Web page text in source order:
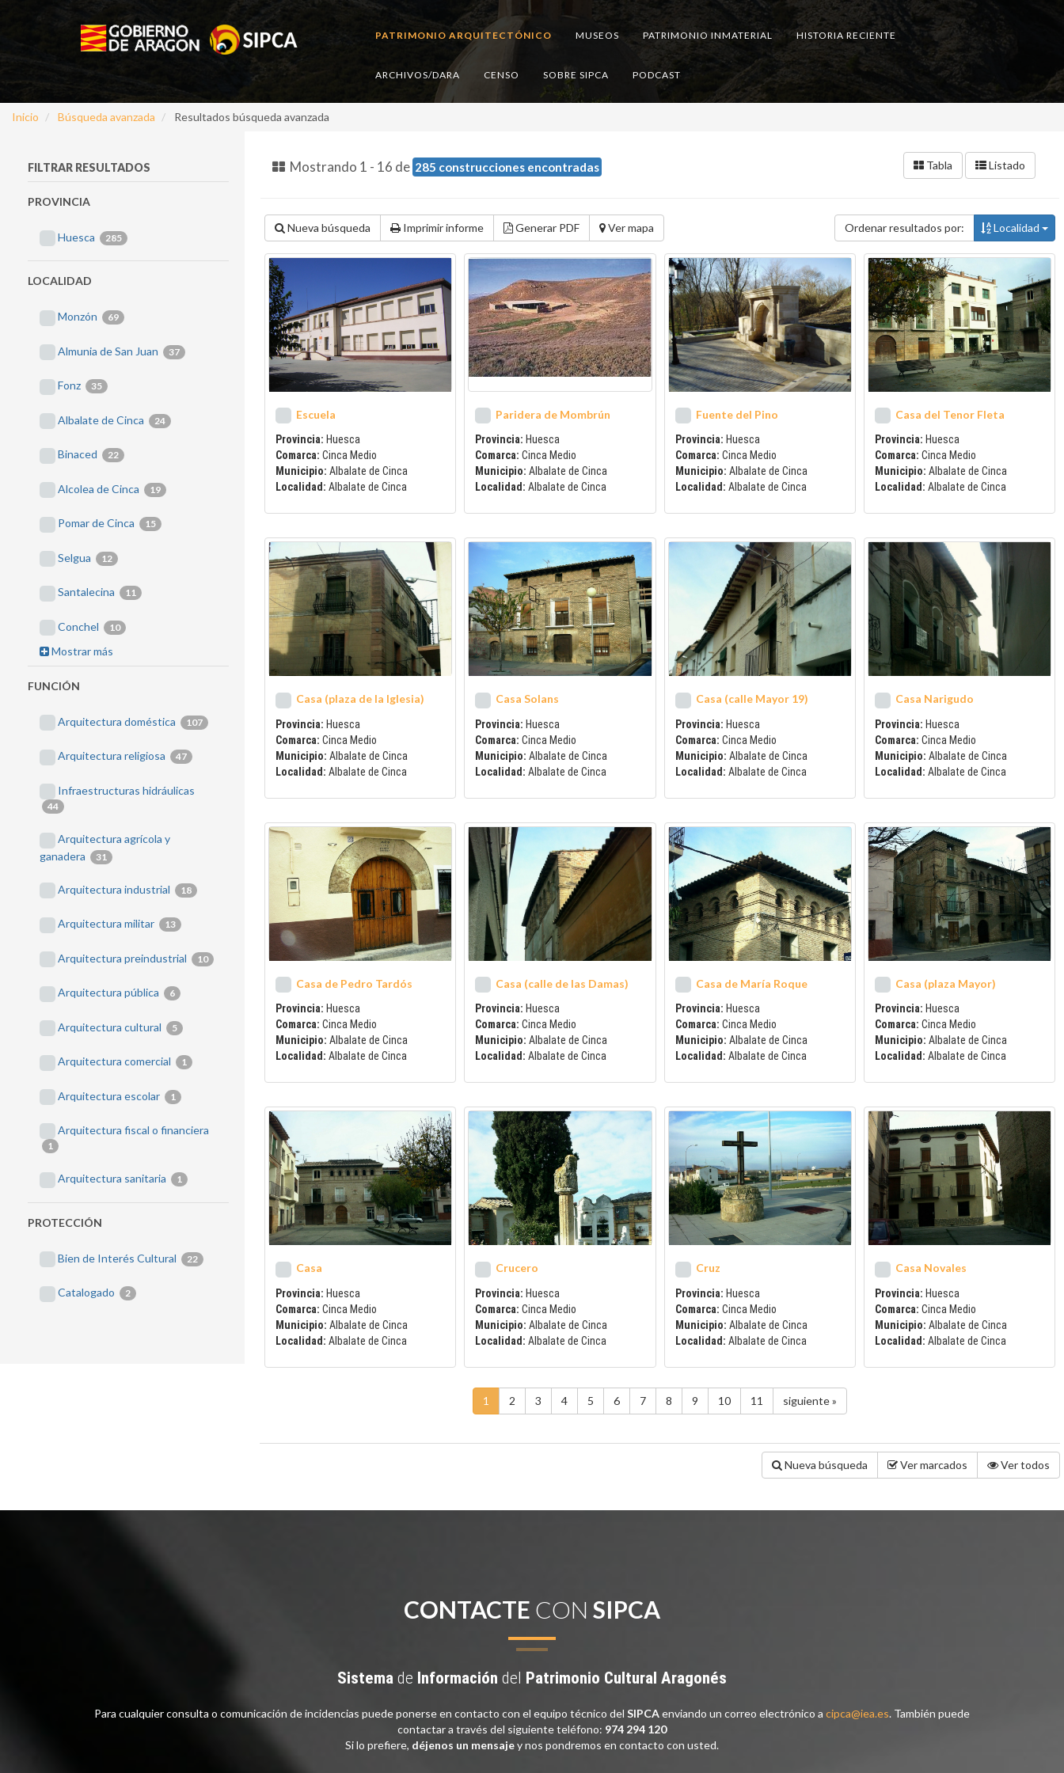
PATRIMONIO ARQUITECTÓNICO MUSEOS PATRIMONIO INMATERIAL HISTORIA RECIENTE
ARCHIVOS/DARA CENSO SOBRE SIPCA PODCAST
Inicio Búsqueda avanzada Resultados búsqueda avanzada
Mostrando 1 - 16 de 285 construcciones encontradas Tabla Listado
Nueva búsqueda Imprimir informe Generar PDF Ver mapa Ordenar resultados por: Localidad
Escuela
Provincia: Huesca
Comarca:Cinca Medio
Municipio:Albalate de Cinca
Localidad:Albalate de Cinca
Paridera de Mombrún
Provincia: Huesca
Comarca:Cinca Medio
Municipio:Albalate de Cinca
Localidad:Albalate de Cinca
Fuente del Pino
Provincia: Huesca
Comarca: Cinca Medio
Municipio: Albalate de Cinca
Localidad: Albalate de Cinca
Casa del Tenor Fleta
Provincia: Huesca
Comarca: Cinca Medio
Municipio: Albalate de Cinca
Localidad: Albalate de Cinca
Casa (plaza de la Iglesia)
Provincia: Huesca
Comarca:Cinca Medio
Municipio:Albalate de Cinca
Localidad:Albalate de Cinca
Casa Solans
Provincia: Huesca
Comarca:Cinca Medio
Municipio:Albalate de Cinca
Localidad:Albalate de Cinca
Casa (calle Mayor 19)
Provincia: Huesca
Comarca: Cinca Medio
Municipio: Albalate de Cinca
Localidad: Albalate de Cinca
Casa Narigudo
Provincia: Huesca
Comarca: Cinca Medio
Municipio: Albalate de Cinca
Localidad: Albalate de Cinca
Casa de Pedro Tardós
Provincia: Huesca
Comarca:Cinca Medio
Municipio:Albalate de Cinca
Localidad:Albalate de Cinca
Casa (calle de las Damas)
Provincia: Huesca
Comarca:Cinca Medio
Municipio:Albalate de Cinca
Localidad:Albalate de Cinca
Casa de María Roque
Provincia: Huesca
Comarca: Cinca Medio
Municipio: Albalate de Cinca
Localidad: Albalate de Cinca
Casa (plaza Mayor)
Provincia: Huesca
Comarca: Cinca Medio
Municipio: Albalate de Cinca
Localidad: Albalate de Cinca
Casa
Provincia: Huesca
Comarca:Cinca Medio
Municipio:Albalate de Cinca
Localidad:Albalate de Cinca
Crucero
Provincia: Huesca
Comarca:Cinca Medio
Municipio:Albalate de Cinca
Localidad:Albalate de Cinca
Cruz
Provincia: Huesca
Comarca: Cinca Medio
Municipio: Albalate de Cinca
Localidad: Albalate de Cinca
Casa Novales
Provincia: Huesca
Comarca: Cinca Medio
Municipio: Albalate de Cinca
Localidad: Albalate de Cinca
1 2 3 4 5 6 7 8 9 10 11 siguiente »
Nueva búsqueda Ver marcados Ver todos
FILTRAR RESULTADOS
PROVINCIA
Huesca 285
LOCALIDAD
Monzón 69
Almunia de San Juan 37
Fonz 35
Albalate de Cinca 24
Binaced 22
Alcolea de Cinca 19
Pomar de Cinca 15
Selgua 12
Santalecina 11
Conchel 10
Mostrar más
FUNCIÓN
Arquitectura doméstica 107
Arquitectura religiosa 47
Infraestructuras hidráulicas
44
Arquitectura agrícola y
ganadera
31
Arquitectura industrial 18
Arquitectura militar 13
Arquitectura preindustrial 10
Arquitectura pública 6
Arquitectura cultural 5
Arquitectura comercial 1
Arquitectura escolar 1
Arquitectura fiscal o financiera
1
Arquitectura sanitaria 1
PROTECCIÓN
Bien de Interés Cultural 22
Catalogado 2
CONTACTE CON SIPCA
Sistema de Información del Patrimonio Cultural Aragonés
Para cualquier consulta o comunicación de incidencias puede ponerse en contacto con el equipo técnico del SIPCAenviando un correo electrónico a cipca@iea.es. También puede
contactar a través del siguiente teléfono: 974 294 120
Si lo prefiere, déjenos un mensajey nos pondremos en contacto con usted.